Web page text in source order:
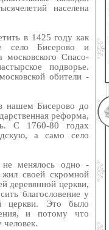
населена
в 1425 году как
село Бисерово и
московского Спасо-
подворье.
обители -
нашем Бисерово до
реформа,
С 1760-80 годах
а само село
не менялось одно -
своей скромной
деревянной церкви,
благословение у
церкви. Это было
и потому что
человек.